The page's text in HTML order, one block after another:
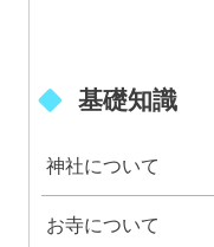
基礎知識
神社について
お寺について